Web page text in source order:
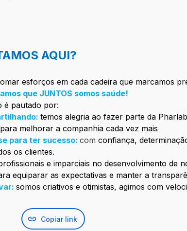
AQUI?
esforços em cada cadeira que marcamos
que JUNTOS somos saúde!
é pautado por:
temos alegria ao fazer parte da
melhorar a companhia cada vez mais
para ter sucesso:com confiança,
os clientes.
e imparciais no desenvolvimento de
equiparar as expectativas e manter a
somos criativos e otimistas, agimos com
Copiar link